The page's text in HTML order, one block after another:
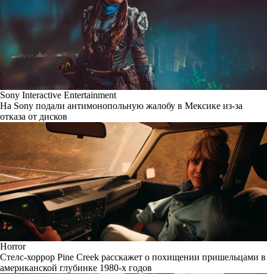
Sony Interactive Entertainment
На Sony подали антимонопольную жалобу в Мексике из-за
отказа от дисков
Horror
Стелс-хоррор Pine Creek расскажет о похищении пришельцами в
американской глубинке 1980-х годов